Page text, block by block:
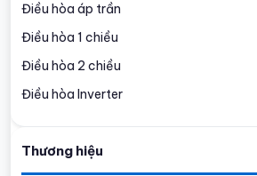
Điều hòa áp trần
Điều hòa 1 chiều
Điều hòa 2 chiều
Điều hòa Inverter
Thương hiệu